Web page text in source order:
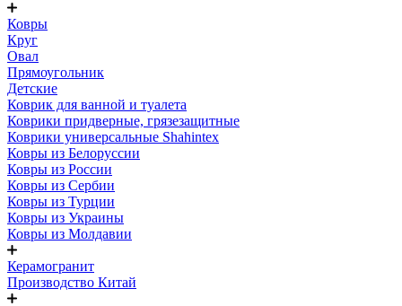
Ковры
Круг
Овал
Прямоугольник
Детские
Коврик для ванной и туалета
Коврики придверные, грязезащитные
Коврики универсальные Shahintex
Ковры из Белоруссии
Ковры из России
Ковры из Сербии
Ковры из Турции
Ковры из Украины
Ковры из Молдавии
Керамогранит
Производство Китай